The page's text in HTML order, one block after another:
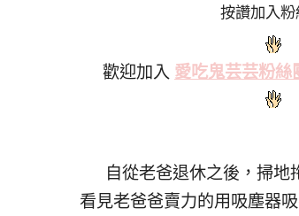
按讚加入粉
歡迎加入 愛吃鬼芸芸粉絲
自從老爸退休之後，掃地
看見老爸爸賣力的用吸塵器